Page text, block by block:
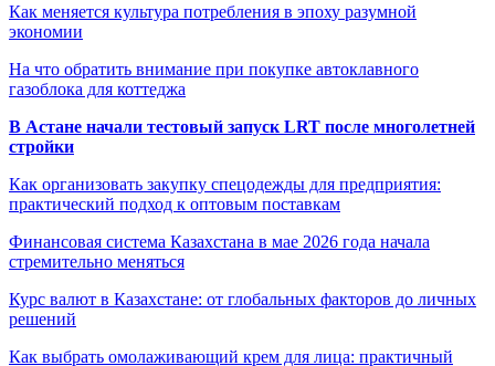
Как меняется культура потребления в эпоху разумной
экономии
На что обратить внимание при покупке автоклавного
газоблока для коттеджа
В Астане начали тестовый запуск LRT после многолетней
стройки
Как организовать закупку спецодежды для предприятия:
практический подход к оптовым поставкам
Финансовая система Казахстана в мае 2026 года начала
стремительно меняться
Курс валют в Казахстане: от глобальных факторов до личных
решений
Как выбрать омолаживающий крем для лица: практичный